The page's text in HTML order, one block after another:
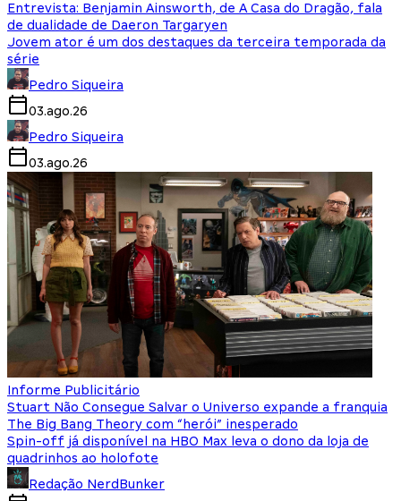
Entrevista: Benjamin Ainsworth, de A Casa do Dragão, fala
de dualidade de Daeron Targaryen
Jovem ator é um dos destaques da terceira temporada da
série
Pedro Siqueira
03.ago.26
Pedro Siqueira
03.ago.26
Informe Publicitário
Stuart Não Consegue Salvar o Universo expande a franquia
The Big Bang Theory com “herói” inesperado
Spin-off já disponível na HBO Max leva o dono da loja de
quadrinhos ao holofote
Redação NerdBunker